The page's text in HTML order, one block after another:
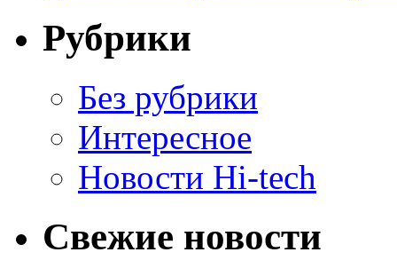
Рубрики
Без рубрики
Интересное
Новости Hi-tech
Свежие новости